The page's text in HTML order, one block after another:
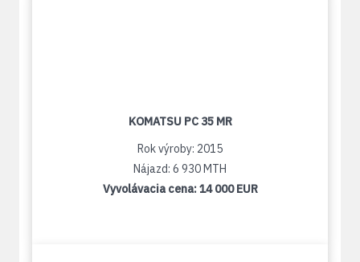
KOMATSU PC 35 MR
Rok výroby: 2015
Nájazd: 6 930 MTH
Vyvolávacia cena:14 000 EUR